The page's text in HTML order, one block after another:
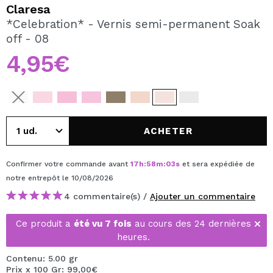
En créant un compte sur Maquibeauty.fr vous pourrez
effectuer vos achats rapidement, vérifier l'état de vos
CRÉER UN COMPTE
Claresa
*Celebration* - Vernis semi-permanent Soak
off - 08
4,95€
ACHETER
Confirmer votre commande avant 17h:58m:03s et sera expédiée de
notre entrepôt le 10/08/2026
4 commentaire(s) / Ajouter un commentaire
Ce produit a été vu 7 fois au cours des 24 dernières
heures.
Contenu: 5.00 gr
Prix x 100 Gr: 99,00€